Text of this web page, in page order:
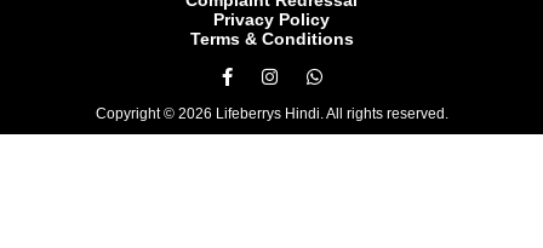
'भगवा क्यों पहना है?' प्रिया प्रकाश वॉरियर से ड्रेस के रंग पर
हुआ सवाल, 'विंक गर्ल' ने दिया शांत लेकिन करारा जवाब
पीएम मोदी से मिलने पहुंचे सीएम योगी, प्रधानमंत्री आवास पर